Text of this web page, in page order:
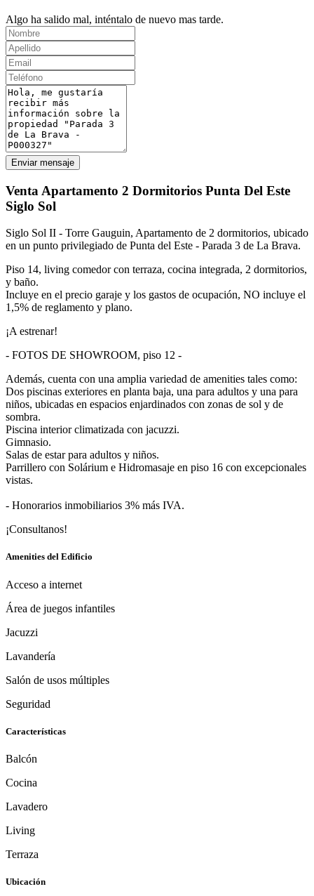
Algo ha salido mal, inténtalo de nuevo mas tarde.
Enviar mensaje
Venta Apartamento 2 Dormitorios Punta Del Este
Siglo Sol
Siglo Sol II - Torre Gauguin, Apartamento de 2 dormitorios, ubicado
en un punto privilegiado de Punta del Este - Parada 3 de La Brava.
Piso 14, living comedor con terraza, cocina integrada, 2 dormitorios,
y baño.
Incluye en el precio garaje y los gastos de ocupación, NO incluye el
1,5% de reglamento y plano.
¡A estrenar!
- FOTOS DE SHOWROOM, piso 12 -
Además, cuenta con una amplia variedad de amenities tales como:
Dos piscinas exteriores en planta baja, una para adultos y una para
niños, ubicadas en espacios enjardinados con zonas de sol y de
sombra.
Piscina interior climatizada con jacuzzi.
Gimnasio.
Salas de estar para adultos y niños.
Parrillero con Solárium e Hidromasaje en piso 16 con excepcionales
vistas.
- Honorarios inmobiliarios 3% más IVA.
¡Consultanos!
Amenities del Edificio
Acceso a internet
Área de juegos infantiles
Jacuzzi
Lavandería
Salón de usos múltiples
Seguridad
Características
Balcón
Cocina
Lavadero
Living
Terraza
Ubicación